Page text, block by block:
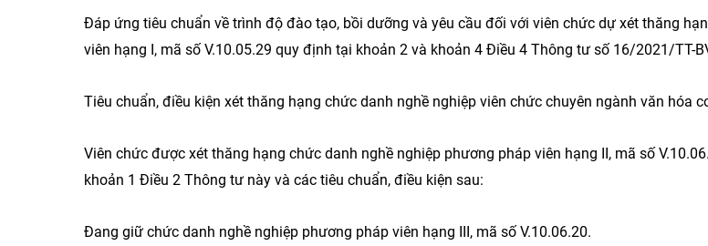
Đáp ứng tiêu chuẩn về trình độ đào tạo, bồi dưỡng và yêu cầu đối với viên chức dự xét thăng
viên hạng I, mã số V.10.05.29 quy định tại khoản 2 và khoản 4 Điều 4 Thông tư số 16/2021/TT-
Tiêu chuẩn, điều kiện xét thăng hạng chức danh nghề nghiệp viên chức chuyên ngành văn hóa
Viên chức được xét thăng hạng chức danh nghề nghiệp phương pháp viên hạng II, mã số
khoản 1 Điều 2 Thông tư này và các tiêu chuẩn, điều kiện sau:
Đang giữ chức danh nghề nghiệp phương pháp viên hạng III, mã số V.10.06.20.